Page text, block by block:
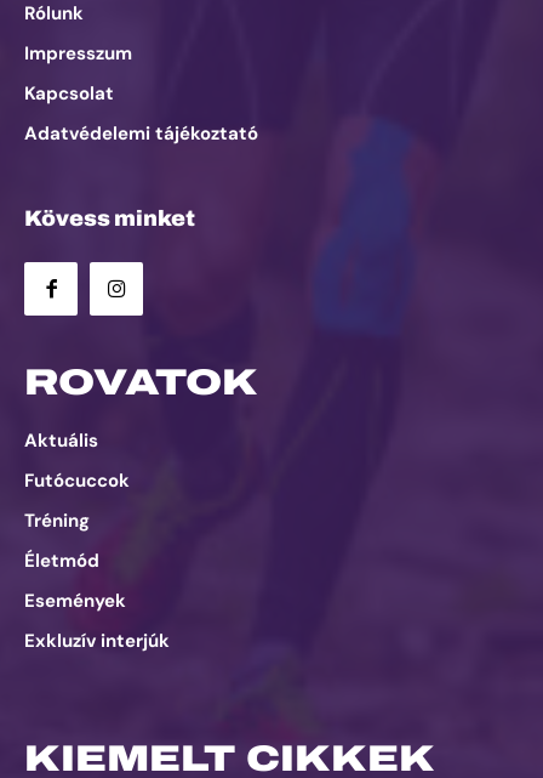
Rólunk
Impresszum
Kapcsolat
Adatvédelemi tájékoztató
Kövess minket
ROVATOK
Aktuális
Futócuccok
Tréning
Életmód
Események
Exkluzív interjúk
KIEMELT CIKKEK